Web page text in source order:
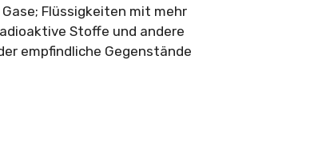
Flüssigkeiten mit mehr
Stoffe und andere
empfindliche Gegenstände